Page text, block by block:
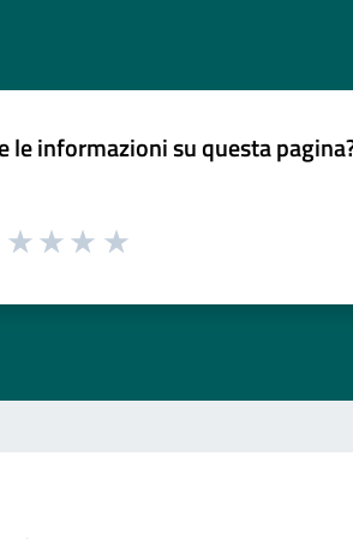
le informazioni su questa